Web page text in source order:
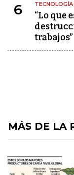
6 TECNOLOGÍA
“Lo que
trabajos”
MÁS DE LA